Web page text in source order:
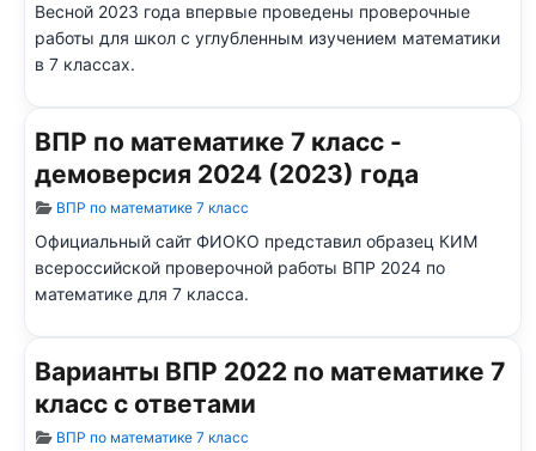
Весной 2023 года впервые проведены проверочные
работы для школ с углубленным изучением математики
в 7 классах.
ВПР по математике 7 класс -
демоверсия 2024 (2023) года
Информация о материале
ВПР по математике 7 класс
Официальный сайт ФИОКО представил образец КИМ
всероссийской проверочной работы ВПР 2024 по
математике для 7 класса.
Варианты ВПР 2022 по математике 7
класс с ответами
Информация о материале
ВПР по математике 7 класс